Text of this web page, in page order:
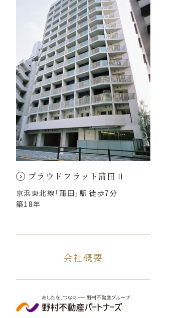
プラウドフラット蒲田Ⅱ
京浜東北線「蒲田」駅 徒歩7分
築18年
会社概要